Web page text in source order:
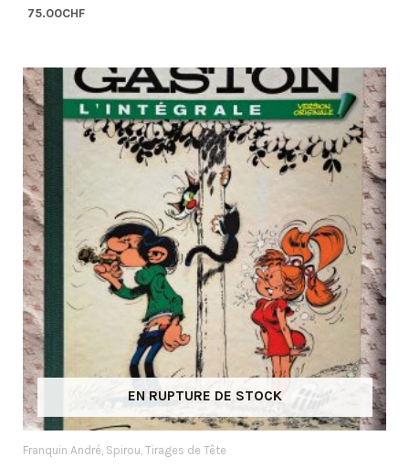
75.00CHF
EN RUPTURE DE STOCK
Franquin André Spirou Tirages de Tête